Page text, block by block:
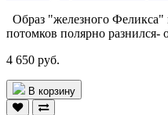
Образ "железного Феликса"
потомков полярно разнился-
4 650 руб.
В корзину